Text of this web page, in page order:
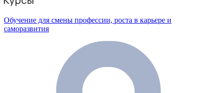
Обучение для смены профессии, роста в карьере и
саморазвития